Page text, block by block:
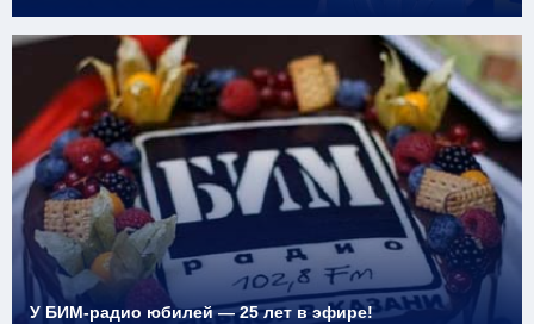
У БИМ-радио юбилей — 25 лет в эфире!